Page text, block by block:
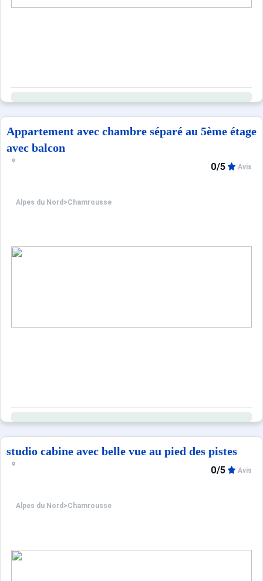
Appartement avec chambre séparé au 5ème étage
avec balcon
Alpes du Nord >Chamrousse
0/5 Avis
studio cabine avec belle vue au pied des pistes
Alpes du Nord >Chamrousse
0/5 Avis